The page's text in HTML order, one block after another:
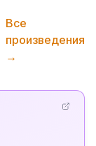
Все
произведения
→